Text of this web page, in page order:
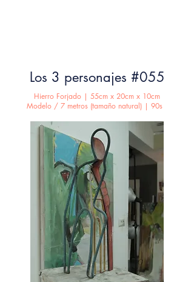
Los 3 personajes #055
Hierro Forjado | 55cm x 20cm x 10cm
Modelo / 7 metros (tamaño natural) | 90s